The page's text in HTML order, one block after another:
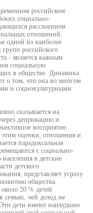
российском
социально-
расслоением
отношений.
одной из наиболее
российского
- является важным
социальную
в обществе. Динамика
о том, что она во многом
и социокультурными
сказывается на
депривацию и
восприятие
этим оценки, отношения и
парадоксальная
с социально-
в детские
детского
представляет угрозу
общества.
20 % детей
семьях, чей доход не
дети имеют наихудшие